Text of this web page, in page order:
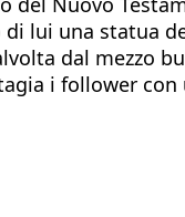
lui una statua
dal mezzo
i follower con